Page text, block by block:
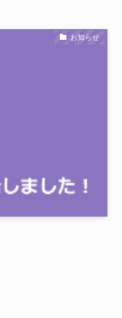
お知らせ